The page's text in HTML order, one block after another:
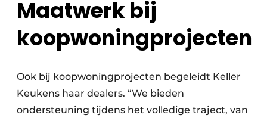
Maatwerk bij
koopwoningprojecten
Ook bij koopwoningprojecten begeleidt Keller
Keukens haar dealers. “We bieden
ondersteuning tijdens het volledige traject, van